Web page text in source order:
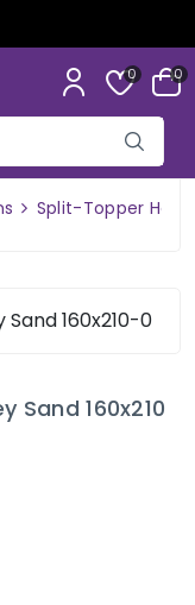
0 0
Split-Topper
Sand 160x210